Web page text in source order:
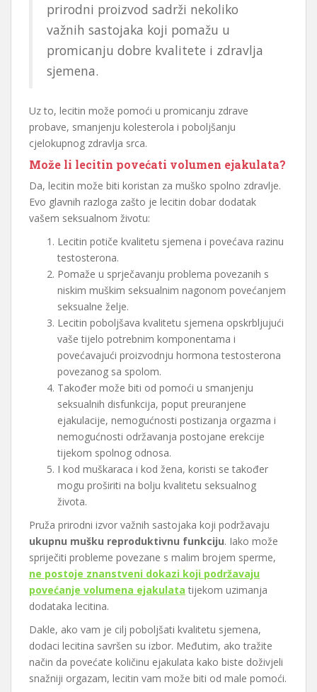
prirodni proizvod sadrži nekoliko
važnih sastojaka koji pomažu u
promicanju dobre kvalitete i zdravlja
sjemena.
Uz to, lecitin može pomoći u promicanju zdrave
probave, smanjenju kolesterola i poboljšanju
cjelokupnog zdravlja srca.
Može li lecitin povećati volumen ejakulata?
Da, lecitin može biti koristan za muško spolno zdravlje.
Evo glavnih razloga zašto je lecitin dobar dodatak
vašem seksualnom životu:
Lecitin potiče kvalitetu sjemena i povećava razinu
testosterona.
Pomaže u sprječavanju problema povezanih s
niskim muškim seksualnim nagonom povećanjem
seksualne želje.
Lecitin poboljšava kvalitetu sjemena opskrbljujući
vaše tijelo potrebnim komponentama i
povećavajući proizvodnju hormona testosterona
povezanog sa spolom.
Također može biti od pomoći u smanjenju
seksualnih disfunkcija, poput preuranjene
ejakulacije, nemogućnosti postizanja orgazma i
nemogućnosti održavanja postojane erekcije
tijekom spolnog odnosa.
I kod muškaraca i kod žena, koristi se također
mogu proširiti na bolju kvalitetu seksualnog
života.
Pruža prirodni izvor važnih sastojaka koji podržavaju
ukupnu mušku reproduktivnu funkciju. Iako može
spriječiti probleme povezane s malim brojem sperme,
ne postoje znanstveni dokazi koji podržavaju
povećanje volumena ejakulata tijekom uzimanja
dodataka lecitina.
Dakle, ako vam je cilj poboljšati kvalitetu sjemena,
dodaci lecitina savršen su izbor. Međutim, ako tražite
način da povećate količinu ejakulata kako biste doživjeli
snažniji orgazam, lecitin vam može biti od male pomoći.